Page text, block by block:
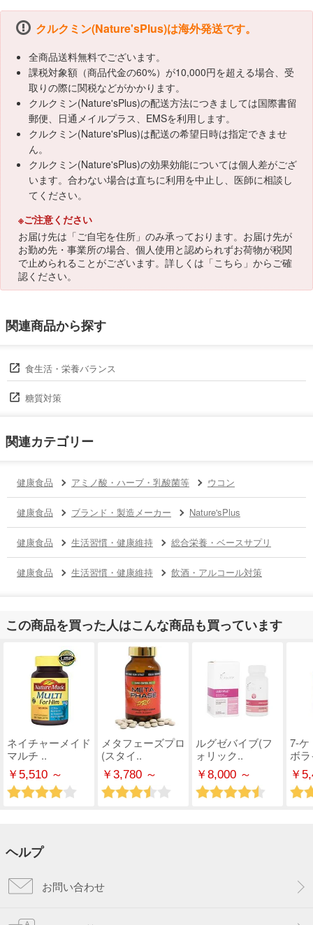
クルクミン(Nature'sPlus)は海外発送です。
全商品送料無料でございます。
課税対象額（商品代金の60%）が10,000円を超える場合、受
取りの際に関税などがかかります。
クルクミン(Nature'sPlus)の配送方法につきましては国際書留
郵便、日通メイルプラス、EMSを利用します。
クルクミン(Nature'sPlus)は配送の希望日時は指定できませ
ん。
クルクミン(Nature'sPlus)の効果効能については個人差がござ
います。合わない場合は直ちに利用を中止し、医師に相談し
てください。
※ご注意ください
お届け先は「ご自宅を住所」のみ承っております。お届け先が
お勤め先・事業所の場合、個人使用と認められずお荷物が税関
で止められることがございます。詳しくは「こちら 」からご確
認ください。
関連商品から探す
食生活・栄養バランス
糖質対策
関連カテゴリー
健康食品 アミノ酸・ハーブ・乳酸菌等 ウコン
健康食品 ブランド・製造メーカー Nature'sPlus
健康食品 生活習慣・健康維持 総合栄養・ベースサプリ
健康食品 生活習慣・健康維持 飲酒・アルコール対策
この商品を買った人はこんな商品も買っています
ネイチャーメイド
マルチ ..
￥5,510 ～
メタフェーズプロ
(スタイ..
￥3,780 ～
ルグゼバイブ(フ
ォリック..
￥8,000 ～
7-ケ
ボ
￥
ヘルプ
お問い合わせ